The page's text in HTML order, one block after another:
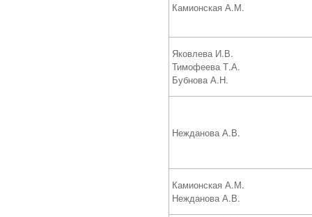
Камионская А.М.
Яковлева И.В.
Тимофеева Т.А.
Бубнова А.Н.
Нежданова А.В.
Камионская А.М.
Нежданова А.В.